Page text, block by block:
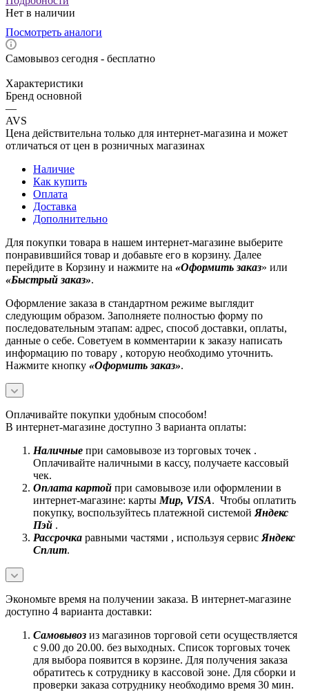
Нет в наличии
Посмотреть аналоги
Самовывоз сегодня - бесплатно
Характеристики
Бренд основной
—
AVS
Цена действительна только для интернет-магазина и может
отличаться от цен в розничных магазинах
Наличие
Как купить
Оплата
Доставка
Дополнительно
Для покупки товара в нашем интернет-магазине выберите
понравившийся товар и добавьте его в корзину. Далее
перейдите в Корзину и нажмите на «Оформить заказ» или
«Быстрый заказ».
Оформление заказа в стандартном режиме выглядит
следующим образом. Заполняете полностью форму по
последовательным этапам: адрес, способ доставки, оплаты,
данные о себе. Советуем в комментарии к заказу написать
информацию по товару , которую необходимо уточнить.
Нажмите кнопку «Оформить заказ».
Оплачивайте покупки удобным способом!
В интернет-магазине доступно 3 варианта оплаты:
Наличные при самовывозе из торговых точек .
Оплачивайте наличными в кассу, получаете кассовый
чек.
Оплата картой при самовывозе или оформлении в
интернет-магазине: карты Mир, VISA. Чтобы оплатить
покупку, воспользуйтесь платежной системой Яндекс
Пэй .
Рассрочка равными частями , используя сервис Яндекс
Сплит.
Экономьте время на получении заказа. В интернет-магазине
доступно 4 варианта доставки:
Самовывоз из магазинов торговой сети осуществляется
с 9.00 до 20.00. без выходных. Список торговых точек
для выбора появится в корзине. Для получения заказа
обратитесь к сотруднику в кассовой зоне. Для сборки и
проверки заказа сотруднику необходимо время 30 мин.